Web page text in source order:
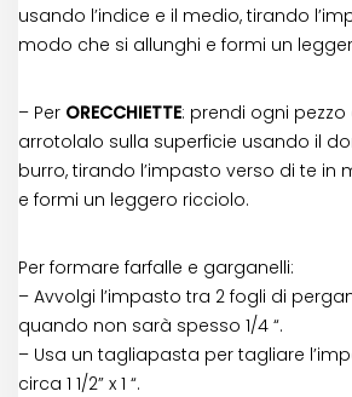
usando l’indice e il medio, tirando
modo che si allunghi e formi un
– Per ORECCHIETTE: prendi ogni
arrotolalo sulla superficie usando il
burro, tirando l’impasto verso di te in
e formi un leggero ricciolo.
Per formare farfalle e garganelli:
– Avvolgi l’impasto tra 2 fogli di
quando non sarà spesso 1/4 “.
– Usa un tagliapasta per tagliare
circa 1 1/2” x 1 “.